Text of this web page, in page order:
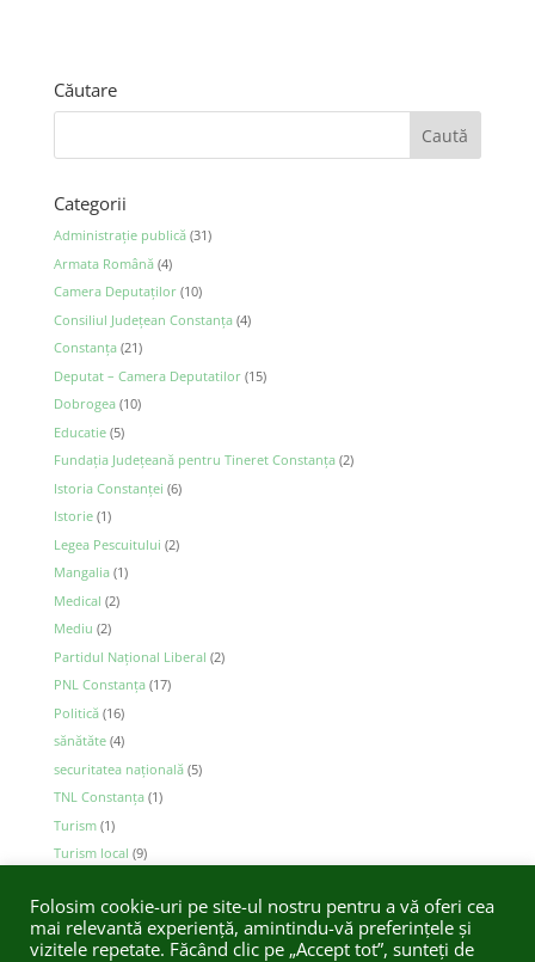
Căutare
Categorii
Administraţie publică(31)
Armata Română(4)
Camera Deputaţilor(10)
Consiliul Județean Constanța(4)
Constanța(21)
Deputat – Camera Deputatilor(15)
Dobrogea(10)
Educatie(5)
Fundația Județeană pentru Tineret Constanța(2)
Istoria Constanței (6)
Istorie(1)
Legea Pescuitului (2)
Mangalia(1)
Medical (2)
Mediu (2)
Partidul Național Liberal (2)
PNL Constanţa(17)
Politică(16)
sănătăte(4)
securitatea naţională(5)
TNL Constanța(1)
Turism(1)
Turism local (9)
Folosim cookie-uri pe site-ul nostru pentru a vă oferi cea
mai relevantă experiență, amintindu-vă preferințele și
vizitele repetate. Făcând clic pe „Accept tot”, sunteți de